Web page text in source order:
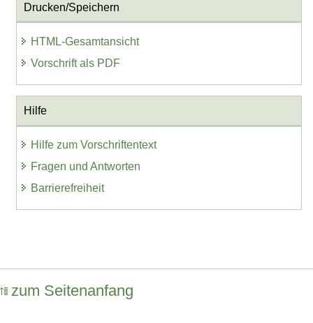
Drucken/Speichern
HTML-Gesamtansicht
Vorschrift als PDF
Hilfe
Hilfe zum Vorschriftentext
Fragen und Antworten
Barrierefreiheit
zum Seitenanfang